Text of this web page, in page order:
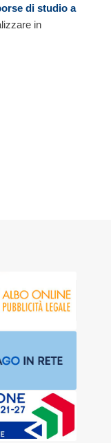
di studio a
in